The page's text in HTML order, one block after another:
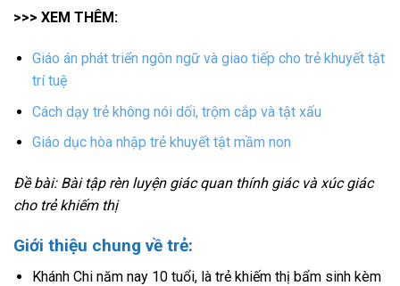
>>> XEM THÊM:
Giáo án phát triển ngôn ngữ và giao tiếp cho trẻ khuyết tật
trí tuệ
Cách dạy trẻ không nói dối, trộm cắp và tật xấu
Giáo dục hòa nhập trẻ khuyết tật mầm non
Đề bài: Bài tập rèn luyện giác quan thính giác và xúc giác
cho trẻ khiếm thị
Giới thiệu chung về trẻ:
Khánh Chi năm nay 10 tuổi, là trẻ khiếm thị bẩm sinh kèm